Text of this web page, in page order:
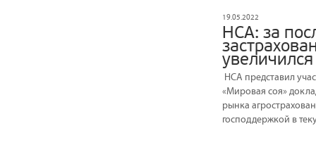
19.05.2022
НСА: за
НСА представил
«Мировая соя»
рынка
господдержкой в